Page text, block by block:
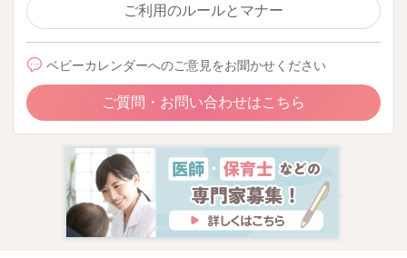
ご利用のルールとマナー
ベビーカレンダーへのご意見をお聞かせください
ご質問・お問い合わせはこちら